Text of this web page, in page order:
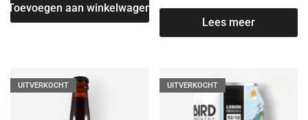
Toevoegen aan winkelwagen
Lees meer
UITVERKOCHT UITVERKOCHT